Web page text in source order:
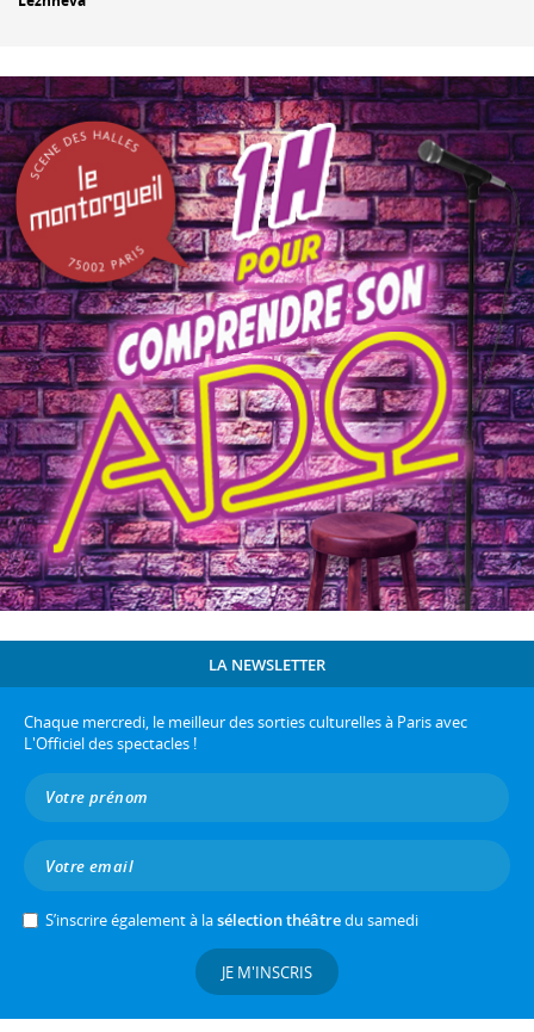
LA NEWSLETTER
Chaque mercredi, le meilleur des sorties culturelles à Paris avec
L'Officiel des spectacles !
S’inscrire également à lasélection théâtredu samedi
JE M'INSCRIS